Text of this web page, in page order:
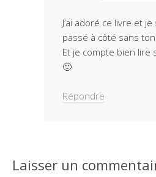
J’ai adoré ce livre et
passé à côté sans
Et je compte bien lire
🙂
Répondre
Laisser un